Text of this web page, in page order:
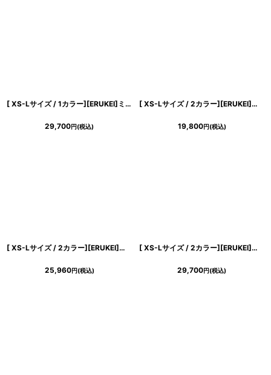
[ XS-Lサイズ / 1カラー][ERUKEI]ミニ・ホワイト×ブラック・レース・花柄・リボン・Aライン・ノースリーブ・ミニドレス・ワンピース[山崎みどり着用][送料無料]mybk
29,700円(税込)
[ XS-Lサイズ / 2カラー][ERUKEI]トリコロールカラー・フロントジップ・ノースリーブ・タイト・マーメイド・ミディアムドレス・ワンピース[山崎みどり着用][送料無料]myor
19,800円(税込)
[ XS-Lサイズ / 2カラー][ERUKEI]半袖・シンプル・ベルト・タイト・ミディアムドレス・ワンピース[山崎みどり着用][送料無料]myju
25,960円(税込)
[ XS-Lサイズ / 2カラー][ERUKEI]総レース・ボートネック・ノースリーブ・リボン・バックスリット・タイト・ロングドレス[山崎みどり着用][送料無料] myju
29,700円(税込)